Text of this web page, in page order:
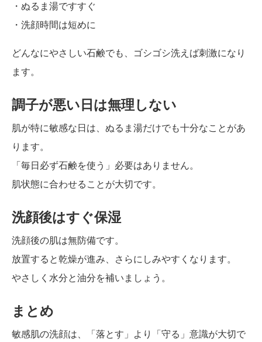
・ぬるま湯ですすぐ
・洗顔時間は短めに
どんなにやさしい石鹸でも、ゴシゴシ洗えば刺激になり
ます。
調子が悪い日は無理しない
肌が特に敏感な日は、ぬるま湯だけでも十分なことがあ
ります。
「毎日必ず石鹸を使う」必要はありません。
肌状態に合わせることが大切です。
洗顔後はすぐ保湿
洗顔後の肌は無防備です。
放置すると乾燥が進み、さらにしみやすくなります。
やさしく水分と油分を補いましょう。
まとめ
敏感肌の洗顔は、「落とす」より「守る」意識が大切で